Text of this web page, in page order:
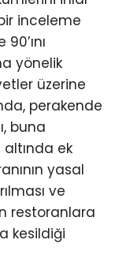
inceleme
yönelik
üzerine
perakende
buna
altında ek
yasal
ve
restoranlara
kesildiği